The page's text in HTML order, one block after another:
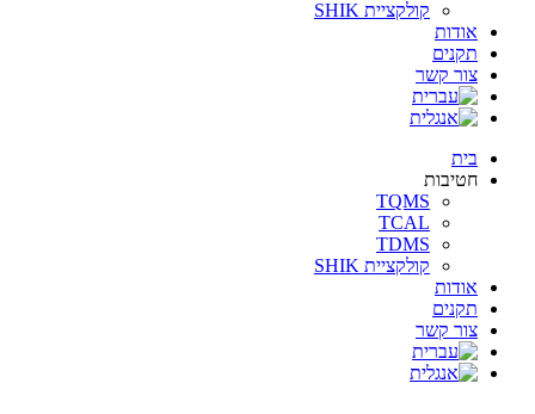
קולקציית SHIK
אודות
תקנים
צור קשר
בית
חטיבות
TQMS
TCAL
TDMS
קולקציית SHIK
אודות
תקנים
צור קשר